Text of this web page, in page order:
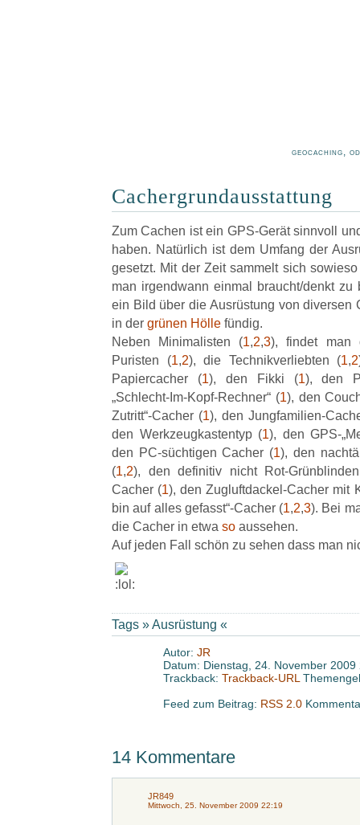
geocaching,
Cachergrundausstattung
Zum Cachen ist ein GPS-Gerät sinnvoll
haben. Natürlich ist dem Umfang der
gesetzt. Mit der Zeit sammelt sich
man irgendwann einmal braucht/denkt zu
ein Bild über die Ausrüstung von diversen
in der grünen Hölle fündig.
Neben Minimalisten (1,2,3), findet man
Puristen (1,2), die Technikverliebten (1,2
Papiercacher (1), den Fikki (1), den
„Schlecht-Im-Kopf-Rechner“ (1), den
Zutritt“-Cacher (1), den Jungfamilien-
den Werkzeugkastentyp (1), den GPS-
den PC-süchtigen Cacher (1), den
(1,2), den definitiv nicht Rot-
Cacher (1), den Zugluftdackel-Cacher mit
bin auf alles gefasst“-Cacher (1,2,3). Bei
die Cacher in etwa so aussehen.
Auf jeden Fall schön zu sehen dass man
Tags »Ausrüstung «
Autor: JR
Datum: Dienstag, 24. November 2009
Trackback: Trackback-URL
Feed zum Beitrag: RSS 2.0
14 Kommentare
JR849
Mittwoch, 25. November 2009 22:19